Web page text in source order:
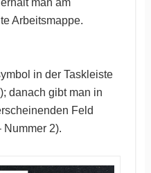
Arbeitsmappe.
in der Taskleiste
danach gibt man in
Feld
Nummer 2).